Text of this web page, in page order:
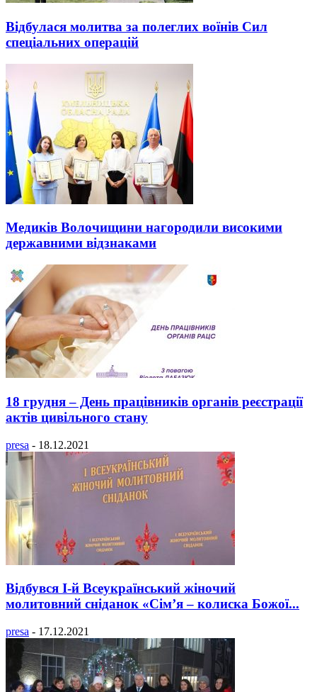
Відбулася молитва за полеглих воїнів Сил
спеціальних операцій
Медиків Волочищини нагородили високими
державними відзнаками
18 грудня – День працівників органів реєстрації
актів цивільного стану
presa - 18.12.2021
Відбувся І-й Всеукраїнський жіночий
молитовний сніданок «Сім’я – колиска Божої...
presa - 17.12.2021